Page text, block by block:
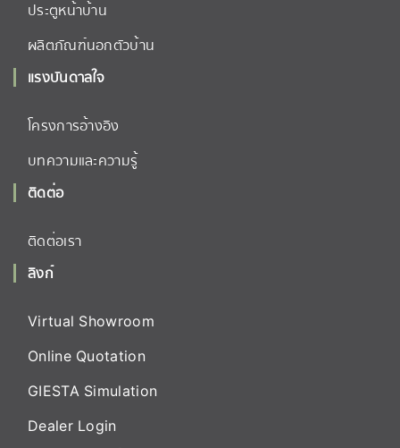
ประตูหน้าบ้าน
ผลิตภัณฑ์นอกตัวบ้าน
แรงบันดาลใจ
โครงการอ้างอิง
บทความและความรู้
ติดต่อ
ติดต่อเรา
ลิงก์
Virtual Showroom
Online Quotation
GIESTA Simulation
Dealer Login